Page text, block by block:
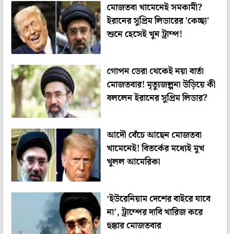
মোজতবা খামেনেই সমকামী?
ইরানের সুপ্রিম লিডারের 'কেচ্ছা'
শুনে হেসেই খুন ট্রাম্প!
গোপন ডেরা থেকেই নয়া বার্তা
মোজতবার! মৃত্যুজল্পনা উড়িয়ে কী
বললেন ইরানের সুপ্রিম লিডার?
আদৌ বেঁচে আছেন মোজতবা
খামেনেই! বিতর্কের মধ্যেই মুখ
খুলল আমেরিকা
‘ইউরেনিয়াম দেশের বাইরে যাবে
না’, ট্রাম্পের দাবি খারিজ করে
হুঙ্কার মোজতবার